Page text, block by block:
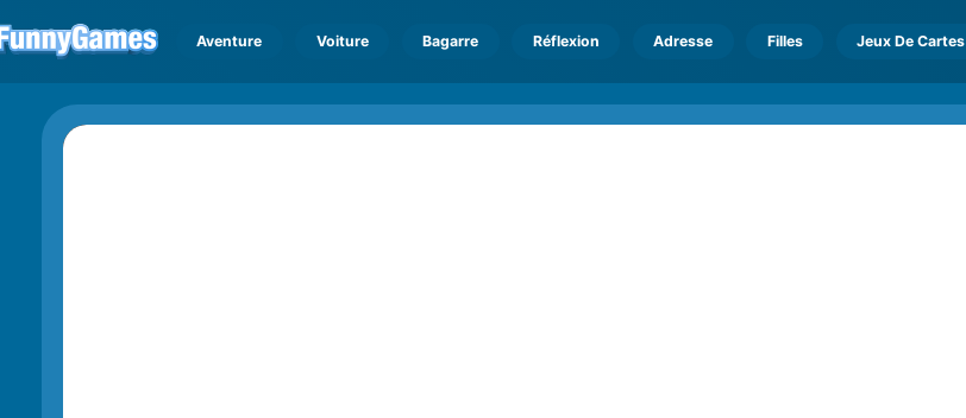
Aventure Voiture Bagarre Réflexion Adresse Filles Jeux De Cartes